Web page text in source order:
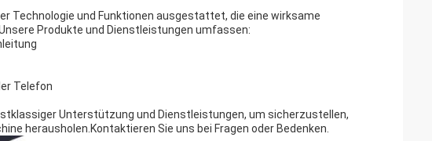
Technologie und Funktionen ausgestattet, die eine wirksame
Produkte und Dienstleistungen umfassen:
Telefon
Unterstützung und Dienstleistungen, um sicherzustellen,
herausholen.Kontaktieren Sie uns bei Fragen oder Bedenken.